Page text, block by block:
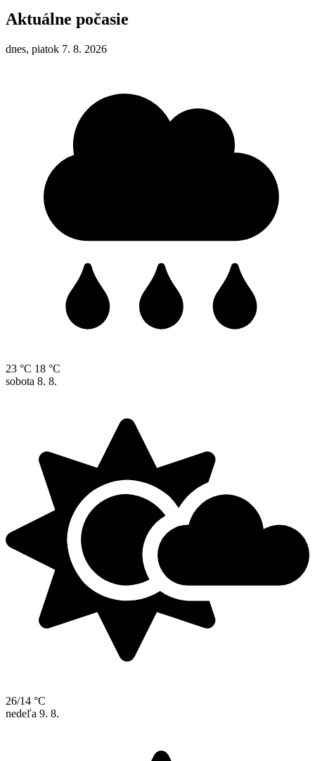
Aktuálne počasie
dnes, piatok 7. 8. 2026
23 °C 18 °C
sobota 8. 8.
26/14 °C
nedeľa 9. 8.